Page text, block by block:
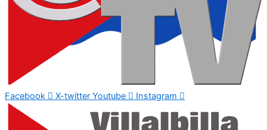
Facebook X-twitter Youtube Instagram